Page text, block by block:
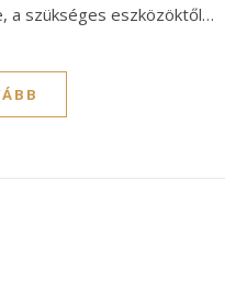
a szükséges eszközöktől…